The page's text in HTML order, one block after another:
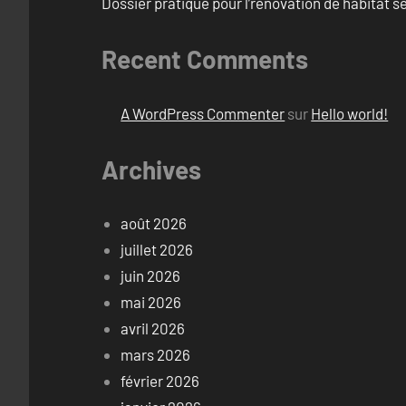
Recent Comments
A WordPress Commenter sur Hello world!
Archives
août 2026
juillet 2026
juin 2026
mai 2026
avril 2026
mars 2026
février 2026